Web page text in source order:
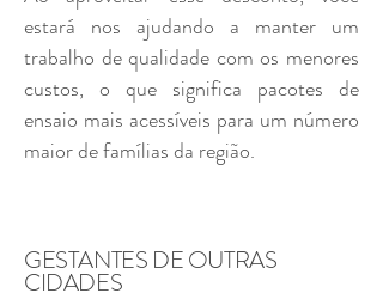
estará nos ajudando a manter um
trabalho de qualidade com os menores
custos, o que significa pacotes de
ensaio mais acessíveis para um número
maior de famílias da região.
GESTANTES DE OUTRAS
CIDADES